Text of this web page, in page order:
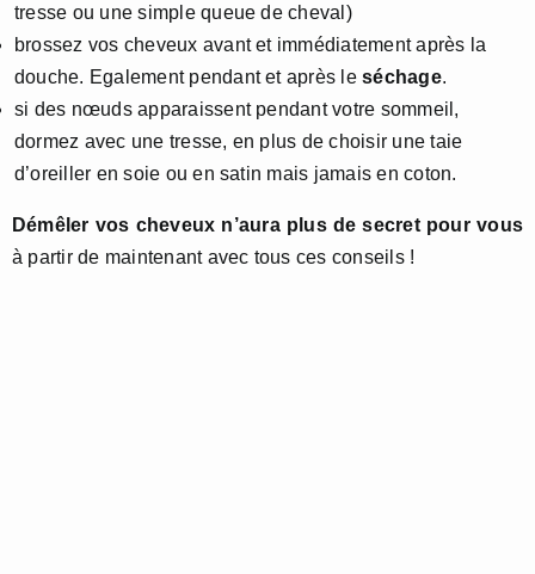
tresse ou une simple queue de cheval)
brossez vos cheveux avant et immédiatement après la
douche. Egalement pendant et après leséchage.
si des nœuds apparaissent pendant votre sommeil,
dormez avec une tresse, en plus de choisir une taie
d’oreiller en soie ou en satin mais jamais en coton.
Démêler vos cheveux n’aura plus de secret pour vous
à partir de maintenant avec tous ces conseils !